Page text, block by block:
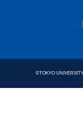
©TOKYO